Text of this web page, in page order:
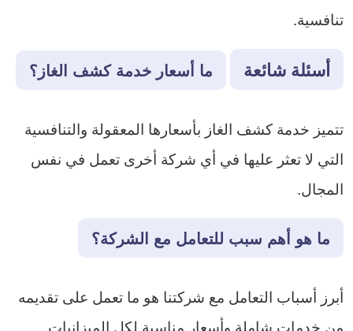
تنافسية.
أسئلة شائعة ما أسعار خدمة كشف الغاز؟
تتميز خدمة كشف الغاز بأسعارها المعقولة والتنافسية
التي لا تعثر عليها في أي شركة أخرى تعمل في نفس
المجال.
ما هو أهم سبب للتعامل مع الشركة؟
أبرز أسباب التعامل مع شركتنا هو ما تعمل على تقديمه
من خدمات شاملة وأسعار مناسبة لكل الميزانيات